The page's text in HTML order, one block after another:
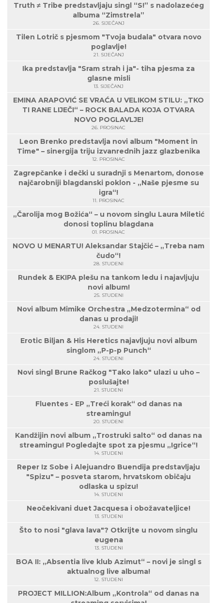
Truth ≠ Tribe predstavljaju singl “S!” s nadolazećeg
albuma “Zimstrela”
26. SIJEČANJ
Tilen Lotrič s pjesmom "Tvoja budala" otvara novo
poglavlje!
21. SIJEČANJ
Ika predstavlja "Sram strah i ja"- tiha pjesma za
glasne misli
13. SIJEČANJ
EMINA ARAPOVIĆ SE VRAĆA U VELIKOM STILU: „TKO
TI RANE LIJEČI“ – ROCK BALADA KOJA OTVARA
NOVO POGLAVLJE!
26. PROSINAC
Leon Brenko predstavlja novi album "Moment in
Time" – sinergija triju izvanrednih jazz glazbenika
12. PROSINAC
Zagrepčanke i dečki u suradnji s Menartom, donose
najčarobniji blagdanski poklon - „Naše pjesme su
igra“!
11. PROSINAC
„Čarolija mog Božića“ – u novom singlu Laura Miletić
donosi toplinu blagdana
01. PROSINAC
NOVO U MENARTU! Aleksandar Stajčić – „Treba nam
čudo“!
28. STUDENI
Rundek & EKIPA plešu na tankom ledu i najavljuju
novi album!
25. STUDENI
Novi album Mimike Orchestra „Medzotermina“ od
danas u prodaji!
24. STUDENI
Erotic Biljan & His Heretics najavljuju novi album
singlom „P-p-p Punch“
24. STUDENI
Novi singl Brune Račkog "Tako lako" ulazi u uho –
poslušajte!
21. STUDENI
Fluentes - EP „Treći korak“ od danas na
streamingu!
20. STUDENI
Kandžijin novi album „Trostruki salto“ od danas na
streamingu! Pogledajte spot za pjesmu „Igrice“!
14. STUDENI
Reper Iz Sobe i Alejuandro Buendija predstavljaju
"Spizu" – posveta starom, hrvatskom običaju
odlaska u spizu!
14. STUDENI
Neočekivani duet Jacquesa i obožavateljice!
13. STUDENI
Što to nosi "glava lava"? Otkrijte u novom singlu
eugena
13. STUDENI
BOA II: „Absentia live klub Azimut“ – novi je singl s
aktualnog live albuma!
12. STUDENI
PROJECT MILLION:Album „Kontrola“ od danas na